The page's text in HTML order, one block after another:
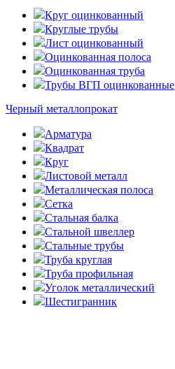
Круг оцинкованный
Круглые трубы
Лист оцинкованный
Оцинкованная полоса
Оцинкованная труба
Трубы ВГП оцинкованные
Черный металлопрокат
Арматура
Квадрат
Круг
Листовой металл
Металлическая полоса
Сетка
Стальная балка
Стальной швеллер
Стальные трубы
Труба круглая
Труба профильная
Уголок металлический
Шестигранник